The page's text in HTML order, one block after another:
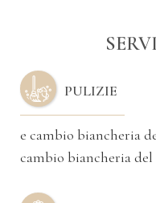
PULIZIE
e cambio biancheria
cambio biancheria